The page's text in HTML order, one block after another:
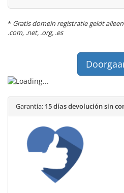
* Gratis domein registratie geldt
.com, .net, .org, .es
Garantía: 15 días devolución sin